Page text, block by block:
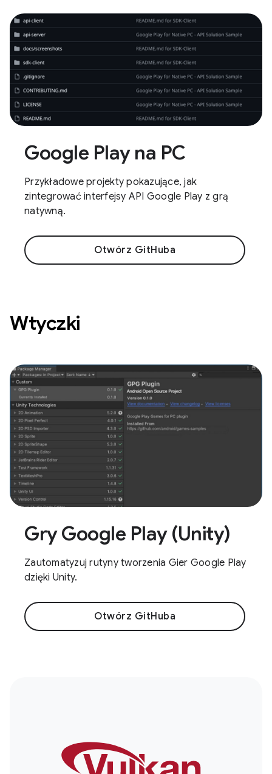
Google Play na PC
Przykładowe projekty pokazujące, jak
zintegrować interfejsy API Google Play z grą
natywną.
Otwórz GitHuba
Wtyczki
Gry Google Play (Unity)
Zautomatyzuj rutyny tworzenia Gier Google Play
dzięki Unity.
Otwórz GitHuba